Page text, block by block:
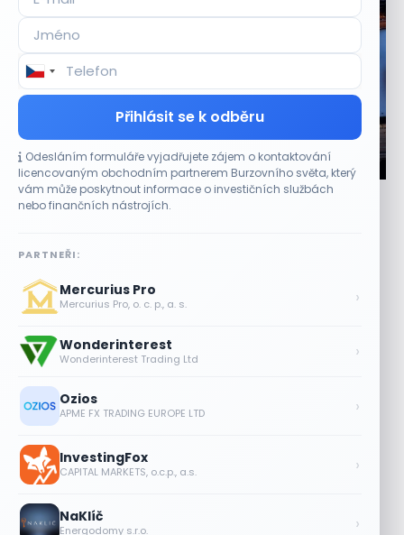
Přihlásit se k odběru
Odesláním formuláře vyjadřujete zájem o kontaktování
licencovaným obchodním partnerem Burzovního světa, který
vám může poskytnout informace o investičních službách
nebo finančních nástrojích.
PARTNEŘI:
Mercurius Pro
Mercurius Pro, o. c. p., a. s. ›
Wonderinterest
Wonderinterest Trading Ltd ›
Ozios
APME FX TRADING EUROPE LTD ›
InvestingFox
CAPITAL MARKETS, o.c.p., a.s. ›
NaKlíč
Energodomy s.r.o. ›
CO HÝBE TRHEM
Jalapeňová kauza tlačí akcie Chipotle níž.
Analytici ale zůstávají klidní
restaurací Chipotle Mexican Grill (CMG) ve čtvrtek
oslabovaly o 2,9 % a prodloužily...
Tesla míří na obrovský trh
samořiditelných aut. Akcie reagují
AT&T a Verizonu
6 SRPNA, 2026